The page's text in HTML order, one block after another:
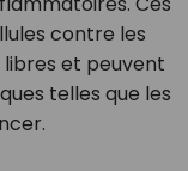
contre les
et peuvent
telles que les